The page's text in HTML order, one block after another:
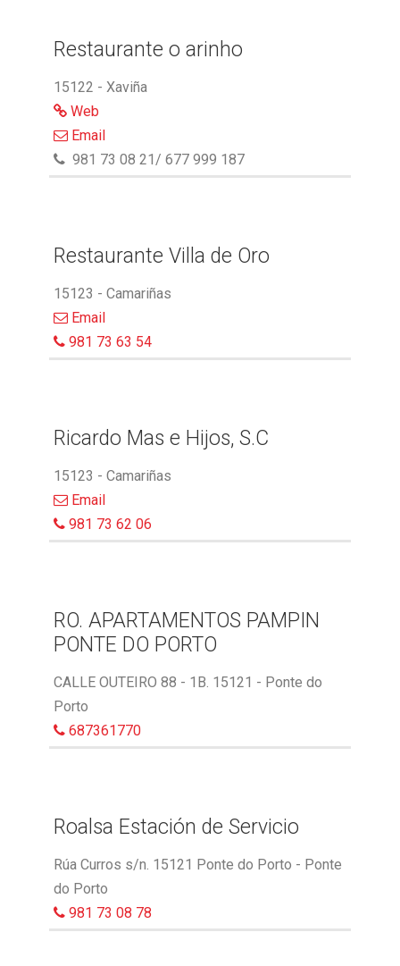
Restaurante o arinho
15122 - Xaviña
Web
Email
981 73 08 21/ 677 999 187
Restaurante Villa de Oro
15123 - Camariñas
Email
981 73 63 54
Ricardo Mas e Hijos, S.C
15123 - Camariñas
Email
981 73 62 06
RO. APARTAMENTOS PAMPIN
PONTE DO PORTO
CALLE OUTEIRO 88 - 1B. 15121 - Ponte do
Porto
687361770
Roalsa Estación de Servicio
Rúa Curros s/n. 15121 Ponte do Porto - Ponte
do Porto
981 73 08 78